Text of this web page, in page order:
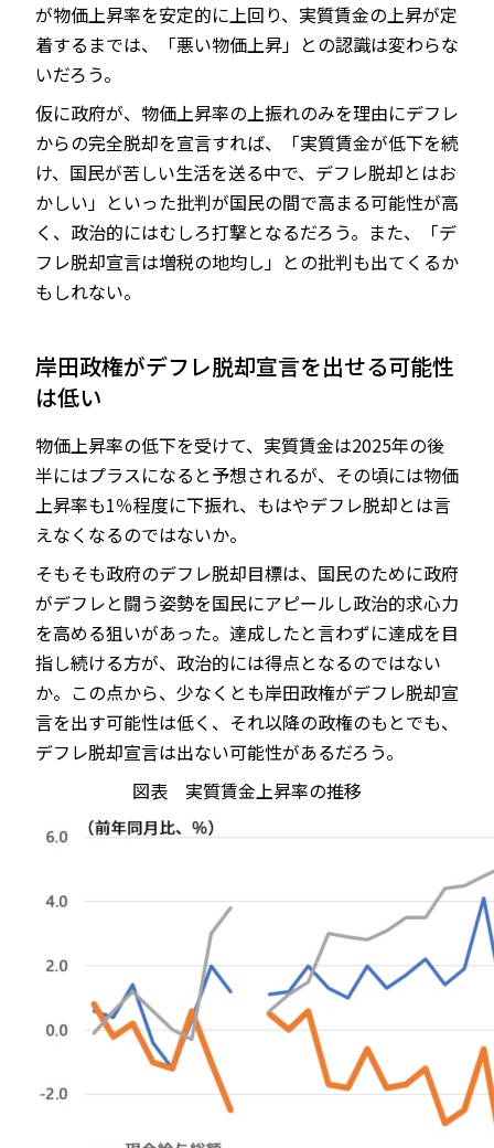
が物価上昇率を安定的に上回り、実質賃金の上昇が定
着するまでは、「悪い物価上昇」との認識は変わらな
いだろう。
仮に政府が、物価上昇率の上振れのみを理由にデフレ
からの完全脱却を宣言すれば、「実質賃金が低下を続
け、国民が苦しい生活を送る中で、デフレ脱却とはお
かしい」といった批判が国民の間で高まる可能性が高
く、政治的にはむしろ打撃となるだろう。また、「デ
フレ脱却宣言は増税の地均し」との批判も出てくるか
もしれない。
岸田政権がデフレ脱却宣言を出せる可能性
は低い
物価上昇率の低下を受けて、実質賃金は2025年の後
半にはプラスになると予想されるが、その頃には物価
上昇率も1％程度に下振れ、もはやデフレ脱却とは言
えなくなるのではないか。
そもそも政府のデフレ脱却目標は、国民のために政府
がデフレと闘う姿勢を国民にアピールし政治的求心力
を高める狙いがあった。達成したと言わずに達成を目
指し続ける方が、政治的には得点となるのではない
か。この点から、少なくとも岸田政権がデフレ脱却宣
言を出す可能性は低く、それ以降の政権のもとでも、
デフレ脱却宣言は出ない可能性があるだろう。
図表 実質賃金上昇率の推移